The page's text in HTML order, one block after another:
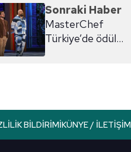
Sonraki Haber
MasterChef
Türkiye’de ödül
BILDIRIMIKÜNYE / İLETIŞIM